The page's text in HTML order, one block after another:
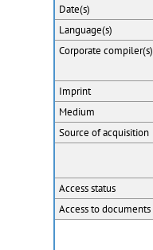
Date(s)
Language(s)
Corporate compiler(s)
Imprint
Medium
Source of acquisition
Access status
Access to documents